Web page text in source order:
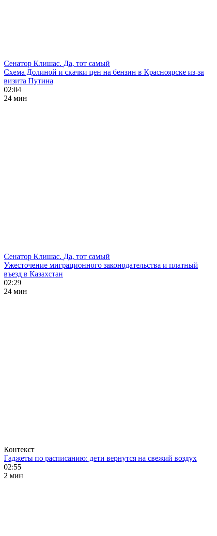
Сенатор Клишас. Да, тот самый
Схема Долиной и скачки цен на бензин в Красноярске из-за
визита Путина
02:04
24 мин
Сенатор Клишас. Да, тот самый
Ужесточение миграционного законодательства и платный
въезд в Казахстан
02:29
24 мин
Контекст
Гаджеты по расписанию: дети вернутся на свежий воздух
02:55
2 мин